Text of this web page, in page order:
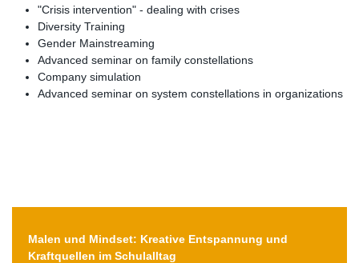
"Crisis intervention" - dealing with crises
Diversity Training
Gender Mainstreaming
Advanced seminar on family constellations
Company simulation
Advanced seminar on system constellations in organizations
Malen und Mindset: Kreative Entspannung und
Kraftquellen im Schulalltag